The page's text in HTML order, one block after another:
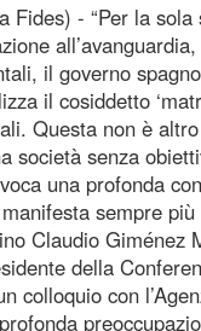
Fides) - “Per la sola
il governo
il cosiddetto
Questa non è
società senza
una profonda
sempre più
Claudio Giménez
della
colloquio con